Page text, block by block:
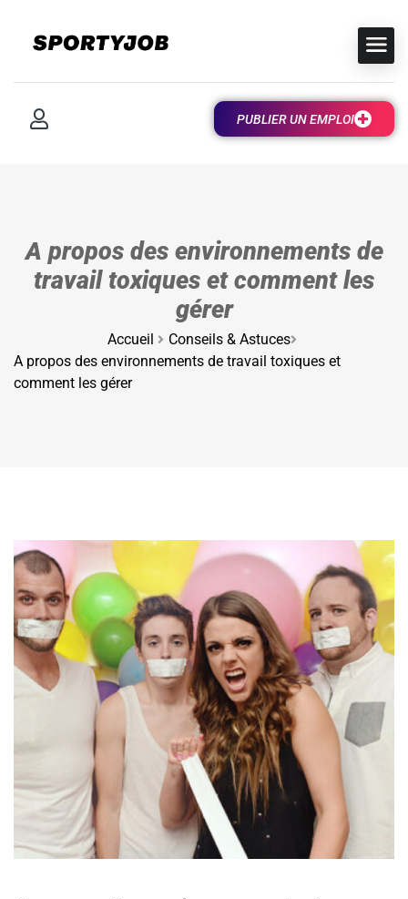
PUBLIER UN EMPLOI
A propos des environnements de
travail toxiques et comment les
gérer
Accueil
Conseils & Astuces
A propos des environnements de travail toxiques et
comment les gérer